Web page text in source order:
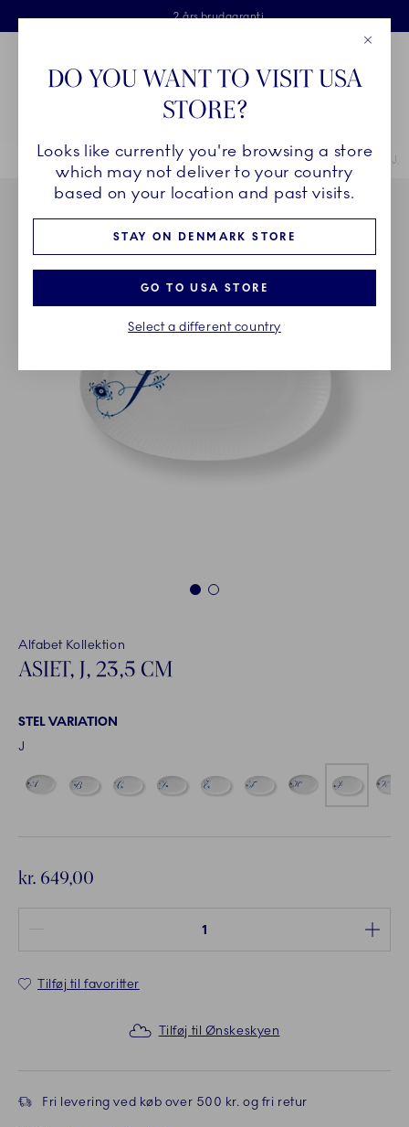
Skip Navigation
Fri levering ved køb over 500 kr. og fri retur
Gratis gaveindpakning
2 års brudgaranti
Royal Copenhagen
Breadcrumb Headlinesss
HjemSTEL Stel Alfabet Kollektion Alfabet Kollektion asiet, J,
1 2
Alfabet Kollektion
ASIET, J, 23,5 CM
STEL VARIATION
J
kr. 649,00
Tilføj til favoritter
Tilføj til Ønskeskyen
Fri levering ved køb over 500 kr. og fri retur
DO YOU WANT TO VISIT USA
STORE?
Looks like currently you're browsing a store
which may not deliver to your country
based on your location and past visits.
STAY ON DENMARK STORE
GO TO USA STORE
Select a different country